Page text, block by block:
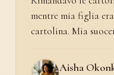
mentre mia figlia
cartolina. Mia
Aisha